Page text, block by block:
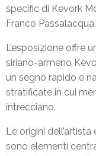
Kevork Mourad,
Passalacqua,
specific di Kevork
Franco Passalacqua.
L’esposizione offre
siriano-armeno
un segno rapido e
stratificate in cui
intrecciano.
Le origini
sono elementi